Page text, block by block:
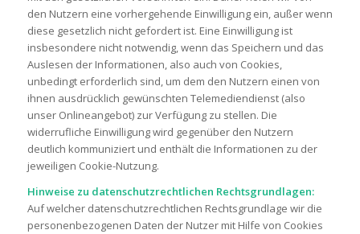
den Nutzern eine vorhergehende Einwilligung ein, außer wenn
diese gesetzlich nicht gefordert ist. Eine Einwilligung ist
insbesondere nicht notwendig, wenn das Speichern und das
Auslesen der Informationen, also auch von Cookies,
unbedingt erforderlich sind, um dem den Nutzern einen von
ihnen ausdrücklich gewünschten Telemediendienst (also
unser Onlineangebot) zur Verfügung zu stellen. Die
widerrufliche Einwilligung wird gegenüber den Nutzern
deutlich kommuniziert und enthält die Informationen zu der
jeweiligen Cookie-Nutzung.
Hinweise zu datenschutzrechtlichen Rechtsgrundlagen:
Auf welcher datenschutzrechtlichen Rechtsgrundlage wir die
personenbezogenen Daten der Nutzer mit Hilfe von Cookies